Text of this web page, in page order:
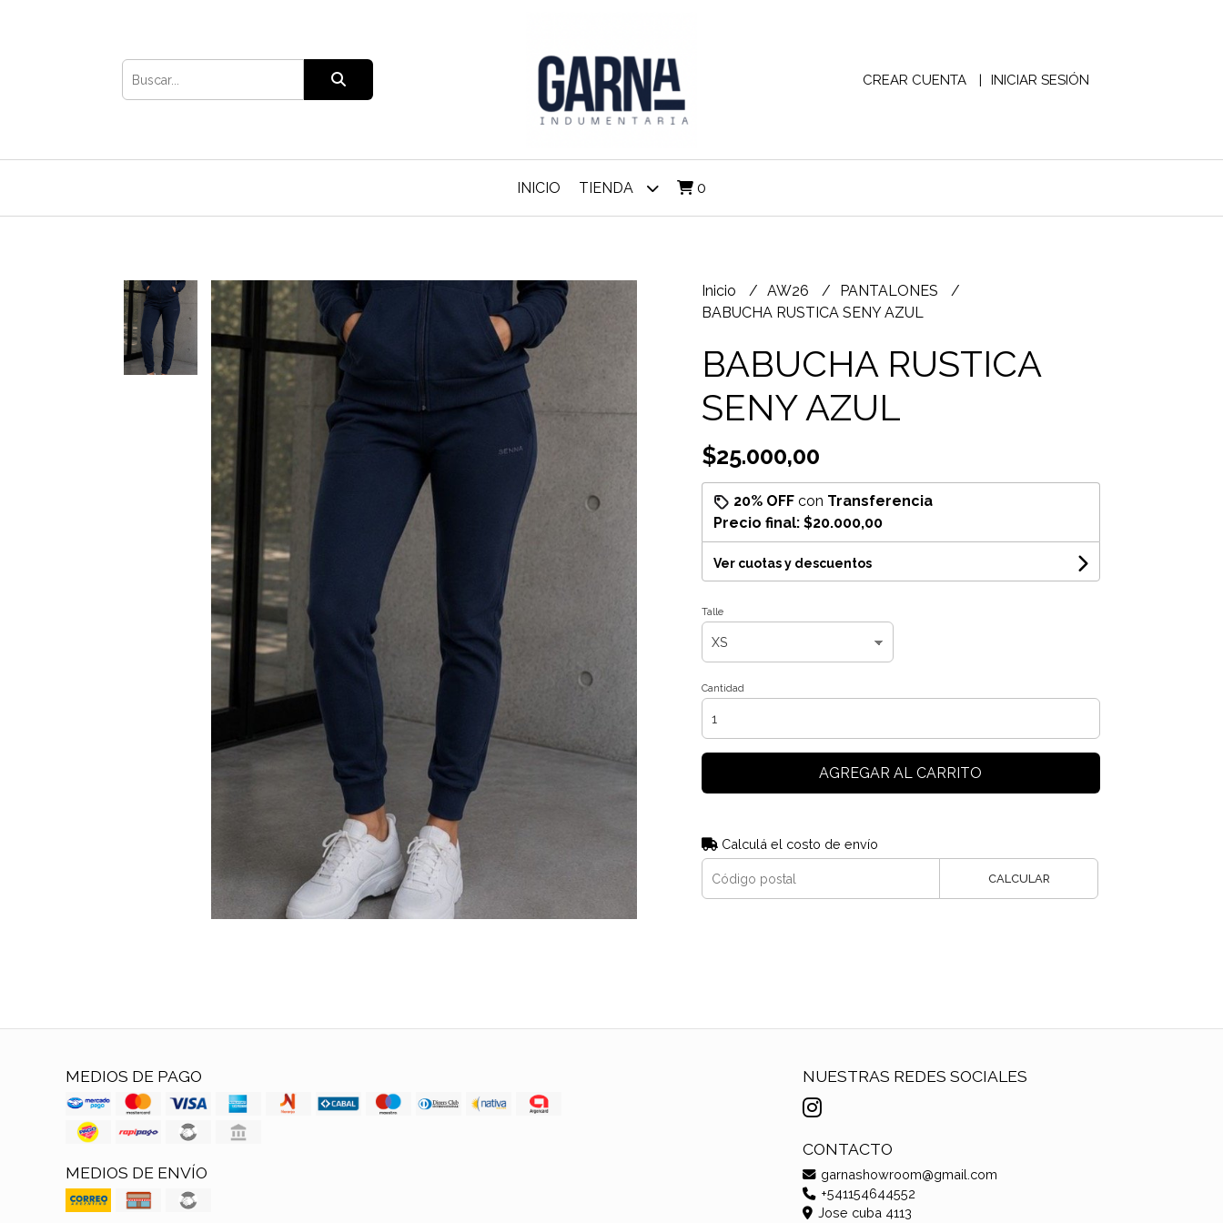
CREAR CUENTA INICIAR SESIÓN
INICIO TIENDA 0
Inicio AW26
PANTALONES
BABUCHA RUSTICA SENY AZUL
BABUCHA RUSTICA
SENY AZUL
$25.000,00
20% OFFcon Transferencia
Precio final: $20.000,00
Ver cuotas y descuentos
Talle
Cantidad
AGREGAR AL CARRITO
Calculá el costo de envío
CALCULAR
MEDIOS DE PAGO
MEDIOS DE ENVÍO
NUESTRAS REDES SOCIALES
CONTACTO
garnashowroom@gmail.com
+541154644552
Jose cuba 4113